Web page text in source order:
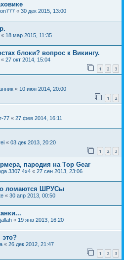
« 30 дек 2015, 13:00
« 18 мар 2015, 11:35
блоки? вопрос к Викингу.
« 27 окт 2014, 15:04
1 2 3
« 10 июн 2014, 20:00
1 2
77 « 27 фев 2014, 16:11
« 03 дек 2013, 20:20
1 2 3
пародия на Тop Gear
3307 4x4 « 27 сен 2013, 23:06
ломаются ШРУСы
« 30 апр 2013, 00:50
« 19 янв 2013, 16:20
« 26 дек 2012, 21:47
1 2 3